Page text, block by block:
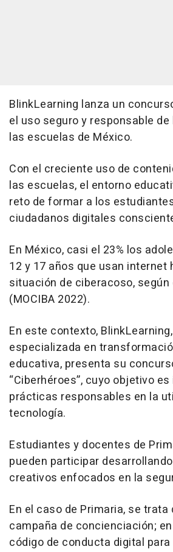
BlinkLearning lanza un
el uso seguro y responsable
las escuelas de México.
Con el creciente uso de
las escuelas, el entorno
reto de formar a los
ciudadanos digitales
En México, casi el 23% los
12 y 17 años que usan internet
situación de ciberacoso, según
(MOCIBA 2022).
En este contexto,
especializada en
educativa, presenta su
“Ciberhéroes”, cuyo objetivo
prácticas responsables en la
tecnología.
Estudiantes y docentes de
pueden participar
creativos enfocados en la
En el caso de Primaria, se trata
campaña de concienciación;
código de conducta digital